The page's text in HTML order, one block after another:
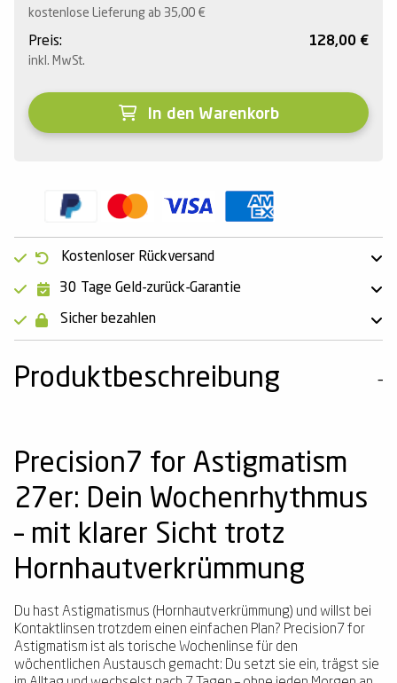
kostenlose Lieferung ab 35,00 €
Preis:
inkl. MwSt.
128,00 €
In den Warenkorb
Kostenloser Rückversand
30 Tage Geld-zurück-Garantie
Sicher bezahlen
Produktbeschreibung
Precision7 for Astigmatism
27er: Dein Wochenrhythmus
– mit klarer Sicht trotz
Hornhautverkrümmung
Du hast Astigmatismus (Hornhautverkrümmung) und willst bei
Kontaktlinsen trotzdem einen einfachen Plan? Precision7 for
Astigmatism ist als torische Wochenlinse für den
wöchentlichen Austausch gemacht: Du setzt sie ein, trägst sie